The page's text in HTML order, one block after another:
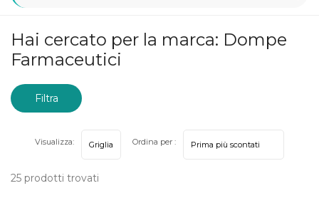
Home Marche parafarmaci Dompe Farmaceutici
Hai cercato per la marca: Dompe
Farmaceutici
Filtra
25 prodotti trovati
Visualizza: Ordina per :